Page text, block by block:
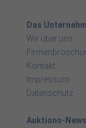
Das
Wir über uns
Kontakt
Impressum
Datenschutz
Auktions-